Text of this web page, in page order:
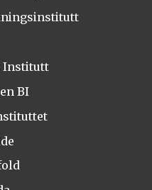
Institutt
BI